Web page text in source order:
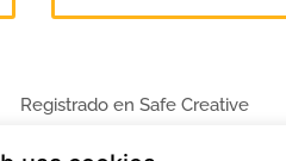
Registrado en Safe Creative